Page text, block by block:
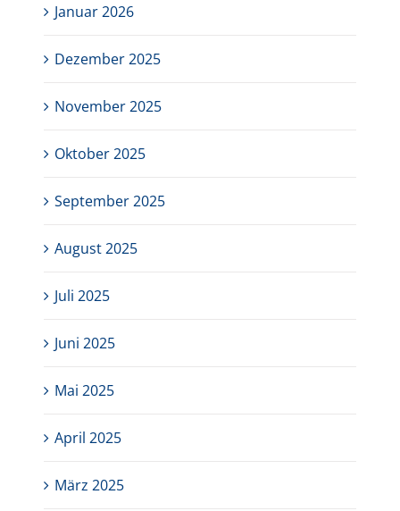
Januar 2026
Dezember 2025
November 2025
Oktober 2025
September 2025
August 2025
Juli 2025
Juni 2025
Mai 2025
April 2025
März 2025